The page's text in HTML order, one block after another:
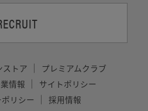
ストア
プレミアムクラブ
情報
サイトポリシー
リシー
採用情報